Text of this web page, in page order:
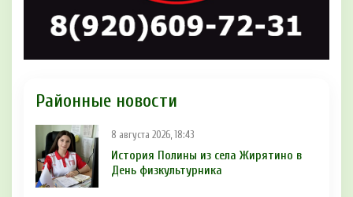
Районные новости
8 августа 2026, 18:43
История Полины из села Жирятино в
День физкультурника